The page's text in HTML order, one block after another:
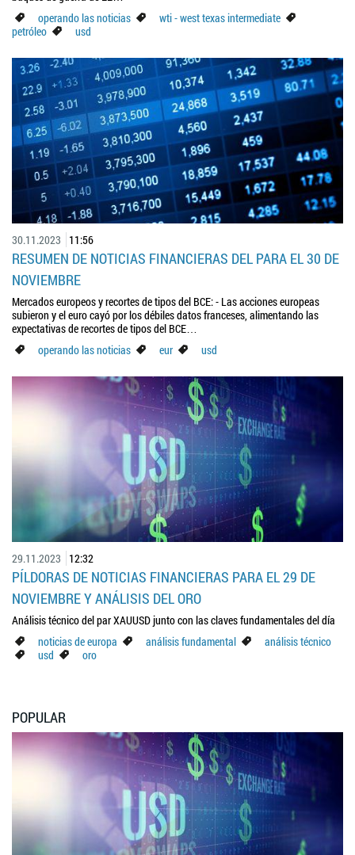
operando las noticias
wti - west texas intermediate
petróleo
usd
30.11.2023 11:56
RESUMEN DE NOTICIAS FINANCIERAS DEL PARA EL 30 DE
NOVIEMBRE
Mercados europeos y recortes de tipos del BCE: - Las acciones europeas
subieron y el euro cayó por los débiles datos franceses, alimentando las
expectativas de recortes de tipos del BCE…
operando las noticias
eur usd
29.11.2023 12:32
PÍLDORAS DE NOTICIAS FINANCIERAS PARA EL 29 DE
NOVIEMBRE Y ANÁLISIS DEL ORO
Análisis técnico del par XAUUSD junto con las claves fundamentales del día
noticias de europa
análisis fundamental
análisis técnico
usd
oro
POPULAR